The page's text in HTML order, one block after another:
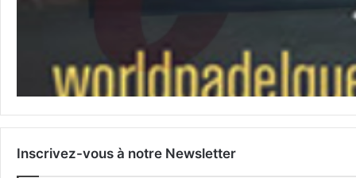
Inscrivez-vous à notre Newsletter